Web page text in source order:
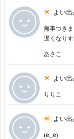
よい
無事つきま
遅くなり
あさこ
よい
りりこ
よい
(e_e)